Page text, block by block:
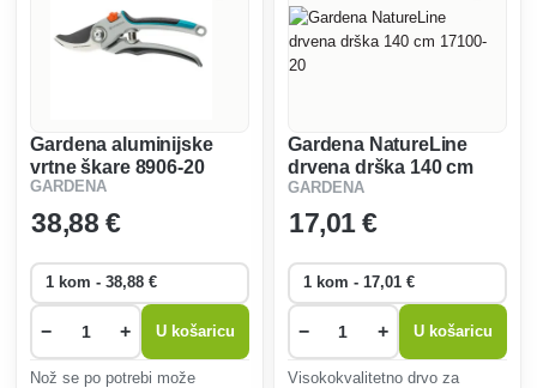
Gardena aluminijske
vrtne škare 8906-20
GARDENA
38,88 €
− + U košaricu
Nož se po potrebi može
Gardena NatureLine
drvena drška 140 cm
17100-20
GARDENA
17,01 €
− + U košaricu
Visokokvalitetno drvo za